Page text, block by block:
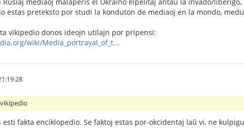
Rusiaj mediaoj malaperis el Ukraino elpelitaj antaŭ la invado/
estas preteksto por studi la konduton de mediaoj en la mondo,
vikipedio donos ideojn utilajn por pripensi:
wiki/Media_portrayal_of_t...
esti fakta enciklopedio. Se faktoj estas por-okcidentaj laŭ vi, ne